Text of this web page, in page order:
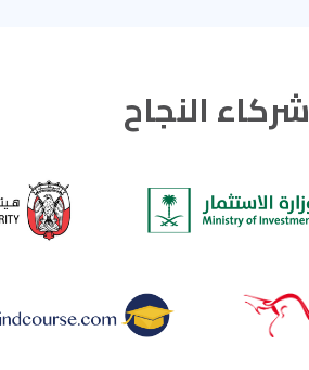
شركاء النجاح